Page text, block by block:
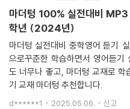
마더텅 100% 실전대비
학년 (2024년)
마더텅 실전대비 중학영어 듣기
으로꾸준한 학습하면서 영어듣기
도 너무나 좋고, 마더텅 교재로 학
기 교재 마더텅 추천합니다.
d******1 2025.05.06. 신고